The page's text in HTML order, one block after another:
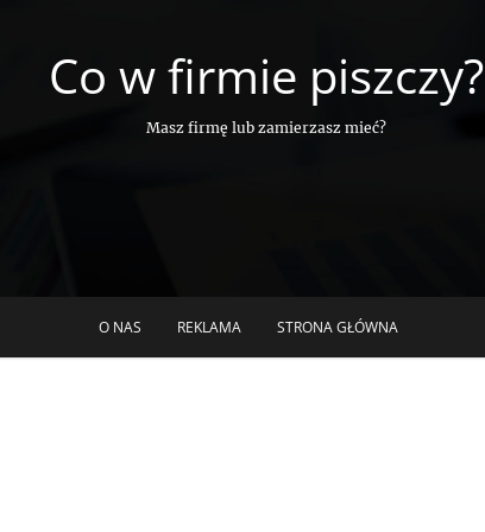
Co w firmie piszczy?
Masz firmę lub zamierzasz mieć?
O NAS REKLAMA STRONA GŁÓWNA